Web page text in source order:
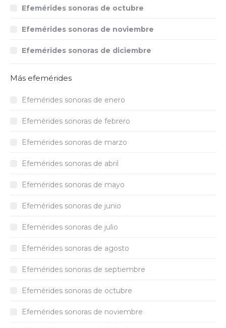
Efemérides sonoras de octubre
Efemérides sonoras de noviembre
Efemérides sonoras de diciembre
Más efemérides
Efemérides sonoras de enero
Efemérides sonoras de febrero
Efemérides sonoras de marzo
Efemérides sonoras de abril
Efemérides sonoras de mayo
Efemérides sonoras de junio
Efemérides sonoras de julio
Efemérides sonoras de agosto
Efemérides sonoras de septiembre
Efemérides sonoras de octubre
Efemérides sonoras de noviembre